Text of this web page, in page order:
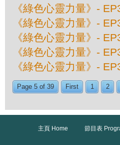
《綠色心靈力量》-
《綠色心靈力量》-
《綠色心靈力量》-
《綠色心靈力量》-
《綠色心靈力量》-
Page 5 of 39 First 1 2
主頁 Home 節目表